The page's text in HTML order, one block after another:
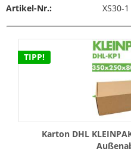
Artikel-Nr.: XS30-1
TIPP!
Karton DHL